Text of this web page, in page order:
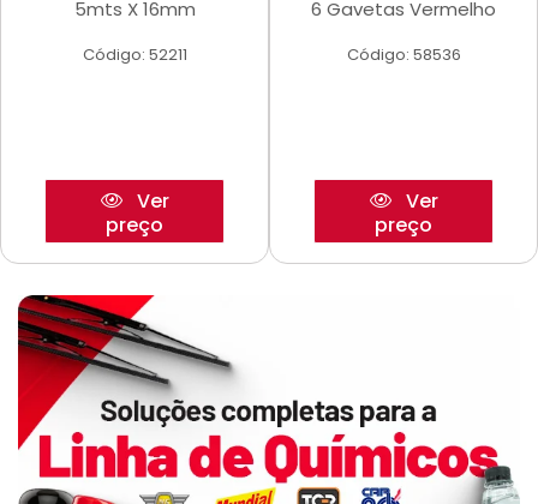
5mts X 16mm
Código: 52211
Ver
preço
6 Gavetas Vermelho
Código: 58536
Ver
preço